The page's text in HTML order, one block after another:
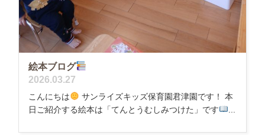
絵本ブログ
2026.03.27
こんにちは
サンライズキッズ保育園君津園です！ 本
日ご紹介する絵本は「てんとうむしみつけた」です